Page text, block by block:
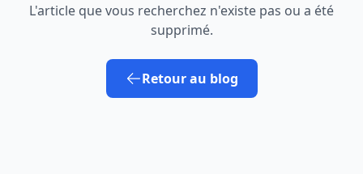
L'article que vous recherchez n'existe pas ou a été
supprimé.
Retour au blog